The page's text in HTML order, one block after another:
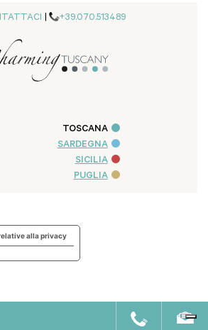
| +39.070.513489
TOSCANA
SARDEGNA
SICILIA
PUGLIA
alla privacy